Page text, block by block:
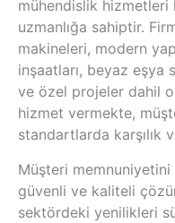
mühendislik
uzmanlığa sahiptir.
makineleri, modern
inşaatları, beyaz eşya
ve özel projeler dahil
hizmet vermekte,
standartlarda karşılık
Müşteri memnuniyetini
güvenli ve kaliteli
sektördeki yenilikleri